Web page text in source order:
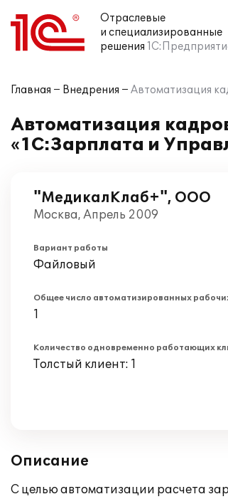
Отраслевые
и специализированные
решения
Главная Внедрения Автоматизация
Автоматизация
«1С:Зарплата и
"МедикалКлаб+", ООО
Москва, Апрель 2009
Вариант работы
Файловый
Общее число автоматизированных
1
Количество одновременно работающих
Толстый клиент: 1
Описание
C целью автоматизации расчета